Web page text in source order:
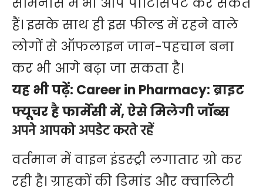
हैं। इसके साथ ही इस फील्ड में रहने वाले
लोगों से ऑफलाइन जान-पहचान बना
कर भी आगे बढ़ा जा सकता है।
यह भी पढ़ें: Career in Pharmacy: ब्राइट
फ्यूचर है फार्मेसी में, ऐसे मिलेगी जॉब्स
अपने आपको अपडेट करते रहें
वर्तमान में वाइन इंडस्ट्री लगातार ग्रो कर
रही है। ग्राहकों की डिमांड और क्वालिटी